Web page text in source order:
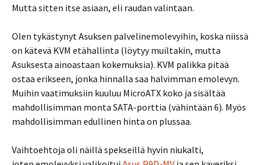
Mutta sitten itse asiaan, eli raudan valintaan.
Olen tykästynyt Asuksen palvelinemolevyihin, koska niissä
on kätevä KVM etähallinta (löytyy muiltakin, mutta
Asuksesta ainoastaan kokemuksia). KVM palikka pitää
ostaa erikseen, jonka hinnalla saa halvimman emolevyn.
Muihin vaatimuksiin kuuluu MicroATX koko ja sisältää
mahdollisimman monta SATA-porttia (vähintään 6). Myös
mahdollisimman edullinen hinta on plussaa.
Vaihtoehtoja oli näillä spekseillä hyvin niukalti,